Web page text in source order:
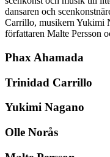
dansaren och
Carrillo, musikern Yukimi
författaren Malte Persson
Phax Ahamada
Trinidad Carrillo
Yukimi Nagano
Olle Norås